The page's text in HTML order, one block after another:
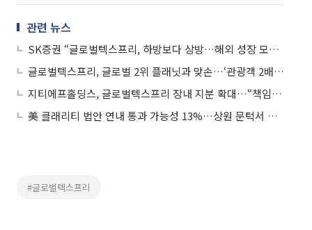
관련 뉴스
SK증권 “글로벌텍스프리, 하방보다 상방…해외 성장 모멘텀 주목”
글로벌텍스프리, 글로벌 2위 플래닛과 맞손…‘관광객 2배’ 일본시장 공략
지티에프홀딩스, 글로벌텍스프리 장내 지분 확대…“책임 경영·실적 자신감”
美 클래리티 법안 연내 통과 가능성 13%…상원 문턱서 제동
#글로벌텍스프리